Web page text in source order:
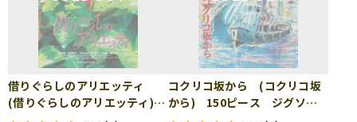
借りぐらしのアリエッティ
(借りぐらしのアリエッティ)
150ピース ジグソーパズル
コクリコ坂から (コクリコ坂
から) 150ピース ジグソー
パズル ENS-150-G43